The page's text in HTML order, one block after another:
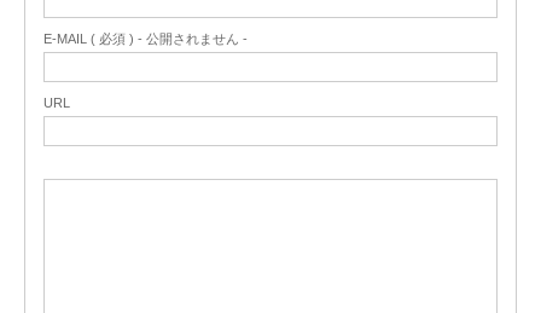
E-MAIL ( 必須 ) - 公開されません -
URL